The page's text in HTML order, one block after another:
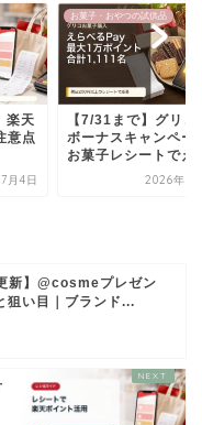
楽天
意点
月4日
お菓子・おやつの試供品
【7/31まで】グリコ
ボーナスキャンペー
お菓子レシートでえ
2026年6
新】@cosmeプレゼン
狙い目｜ブランド...